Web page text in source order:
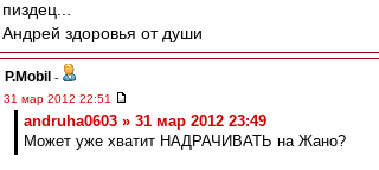
пиздец...
Андрей здоровья от души
P.Mobil -
31 мар 2012 22:51
andruha0603 » 31 мар 2012 23:49
Может уже хватит НАДРАЧИВАТЬ на Жано?